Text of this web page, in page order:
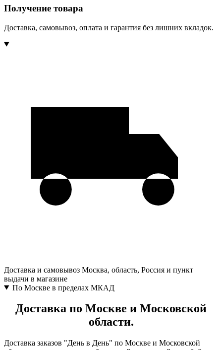
Получение товара
Доставка, самовывоз, оплата и гарантия без лишних вкладок.
Доставка и самовывоз Москва, область, Россия и пункт
выдачи в магазине
По Москве в пределах МКАД
Доставка по Москве и Московской
области.
Доставка заказов "День в День" по Москве и Московской